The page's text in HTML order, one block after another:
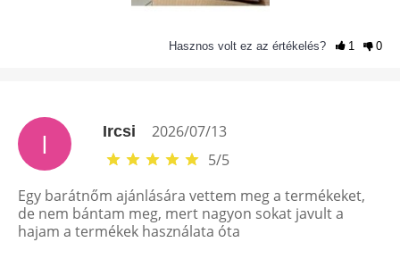
Hasznos volt ez az értékelés? 1 0
I Ircsi
2026/07/13
5/5
Egy barátnőm ajánlására vettem meg a termékeket,
de nem bántam meg, mert nagyon sokat javult a
hajam a termékek használata óta